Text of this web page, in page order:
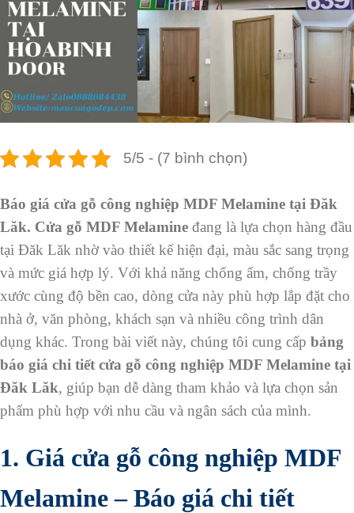
5/5 - (7 bình chọn)
Báo giá cửa gỗ công nghiệp MDF Melamine tại Đăk
Lăk. Cửa gỗ MDF Melamine đang là lựa chọn hàng đầu
tại Đăk Lăk nhờ vào thiết kế hiện đại, màu sắc sang trọng
và mức giá hợp lý. Với khả năng chống ẩm, chống trầy
xước cùng độ bền cao, dòng cửa này phù hợp lắp đặt cho
nhà ở, văn phòng, khách sạn và nhiều công trình dân
dụng khác. Trong bài viết này, chúng tôi cung cấp bảng
báo giá chi tiết cửa gỗ công nghiệp MDF Melamine tại
Đăk Lăk, giúp bạn dễ dàng tham khảo và lựa chọn sản
phẩm phù hợp với nhu cầu và ngân sách của mình.
1. Giá cửa gỗ công nghiệp MDF
Melamine – Báo giá chi tiết